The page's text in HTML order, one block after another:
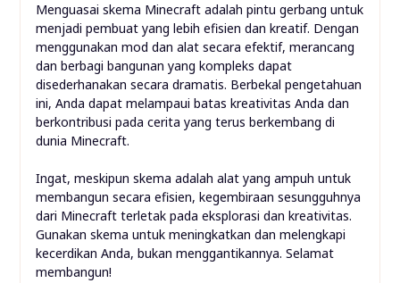
Menguasai skema Minecraft adalah pintu gerbang untuk
menjadi pembuat yang lebih efisien dan kreatif. Dengan
menggunakan mod dan alat secara efektif, merancang
dan berbagi bangunan yang kompleks dapat
disederhanakan secara dramatis. Berbekal pengetahuan
ini, Anda dapat melampaui batas kreativitas Anda dan
berkontribusi pada cerita yang terus berkembang di
dunia Minecraft.
Ingat, meskipun skema adalah alat yang ampuh untuk
membangun secara efisien, kegembiraan sesungguhnya
dari Minecraft terletak pada eksplorasi dan kreativitas.
Gunakan skema untuk meningkatkan dan melengkapi
kecerdikan Anda, bukan menggantikannya. Selamat
membangun!